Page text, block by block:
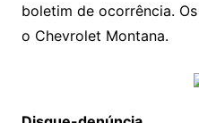
boletim de ocorrência.
o Chevrolet Montana.